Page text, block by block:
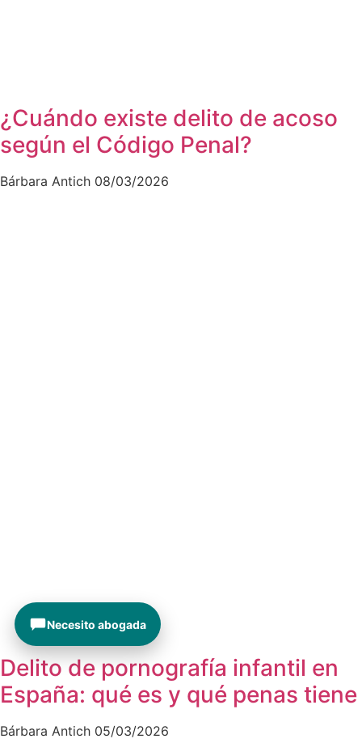
¿Cuándo existe delito de acoso
según el Código Penal?
Bárbara Antich 08/03/2026
Delito de pornografía infantil en
España: qué es y qué penas tiene
Bárbara Antich 05/03/2026
Necesito abogada